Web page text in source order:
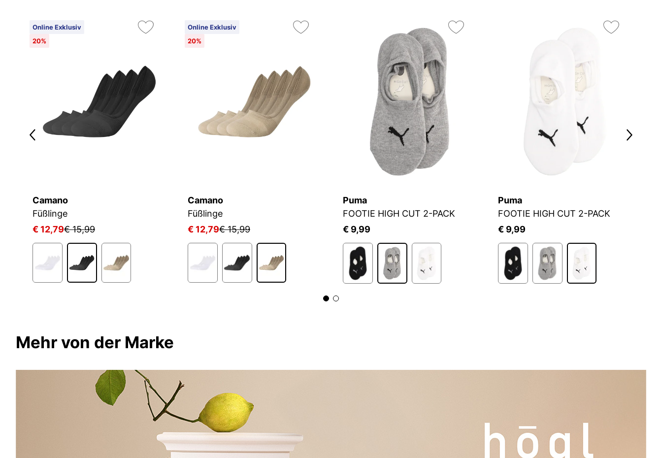
Online Exklusiv
20%
Camano
Füßlinge
€ 12,79€ 15,99
Online Exklusiv
20%
Camano
Füßlinge
€ 12,79€ 15,99
Puma
FOOTIE HIGH CUT 2-PACK
€ 9,99
Puma
FOOTIE HIGH CUT 2-PACK
€ 9,99
Mehr von der Marke